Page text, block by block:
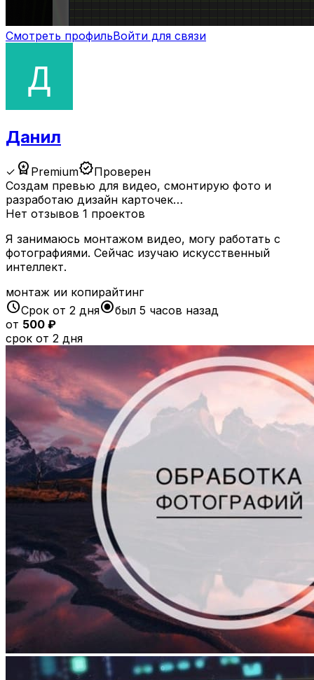
Смотреть профильВойти для связи
Данил
✓ workspace_premium PremiumverifiedПроверен
Создам превью для видео, смонтирую фото и
разработаю дизайн карточек…
Нет отзывов 1 проектов
Я занимаюсь монтажом видео, могу работать с
фотографиями. Сейчас изучаю искусственный
интеллект.
монтаж ии копирайтинг
scheduleСрок от 2 дняradio_button_checkedбыл 5 часов назад
от 500 ₽
срок от 2 дня